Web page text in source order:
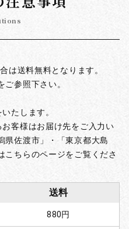
は送料無料となります。
参照下さい。
たします。
客様はお届け先をご入力い
県佐渡市」・「東京都大島
こちらのページをご覧くださ
送料
880円